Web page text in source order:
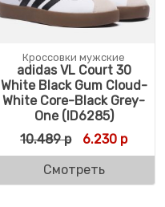
Кроссовки мужские
adidas VL Court 30
White Black Gum Cloud-
White Core-Black Grey-
One (ID6285)
10.489р 6.230 р
Смотреть